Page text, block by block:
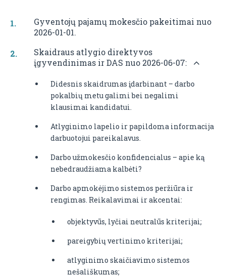
Gyventojų pajamų mokesčio pakeitimai nuo
2026-01-01.
Skaidraus atlygio direktyvos
įgyvendinimas ir DAS nuo 2026-06-07:
Didesnis skaidrumas įdarbinant – darbo
pokalbių metu galimi bei negalimi
klausimai kandidatui.
Atlyginimo lapelio ir papildoma informacija
darbuotojui pareikalavus.
Darbo užmokesčio konfidencialus – apie ką
nebedraudžiama kalbėti?
Darbo apmokėjimo sistemos peržiūra ir
rengimas. Reikalavimai ir akcentai:
objektyvūs, lyčiai neutralūs kriterijai;
pareigybių vertinimo kriterijai;
atlyginimo skaičiavimo sistemos
nešališkumas;